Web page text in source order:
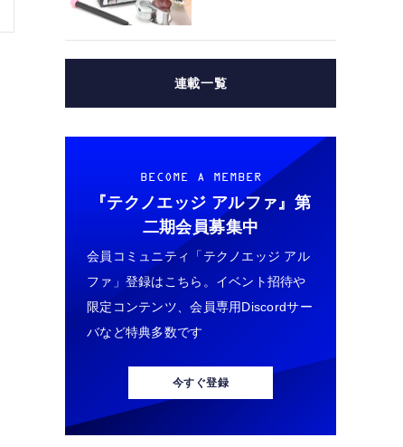
連載一覧
BECOME A MEMBER
『テクノエッジ アルファ』 第
二期会員募集中
会員コミュニティ「テクノエッジ アル
ファ」登録はこちら。イベント招待や
限定コンテンツ、会員専用Discordサー
バなど特典多数です
今すぐ登録